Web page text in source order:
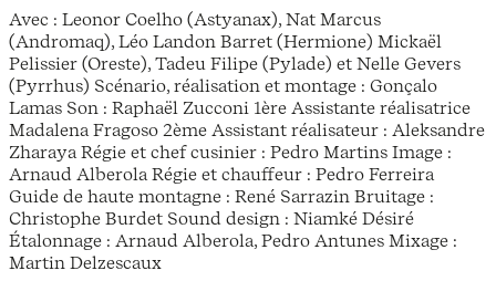
Avec : Leonor Coelho (Astyanax), Nat Marcus
(Andromaq), Léo Landon Barret (Hermione) Mickaël
Pelissier (Oreste), Tadeu Filipe (Pylade) et Nelle Gevers
(Pyrrhus) Scénario, réalisation et montage : Gonçalo
Lamas Son : Raphaël Zucconi 1ère Assistante réalisatrice
Madalena Fragoso 2ème Assistant réalisateur : Aleksandre
Zharaya Régie et chef cusinier : Pedro Martins Image :
Arnaud Alberola Régie et chauffeur : Pedro Ferreira
Guide de haute montagne : René Sarrazin Bruitage :
Christophe Burdet Sound design : Niamké Désiré
Étalonnage : Arnaud Alberola, Pedro Antunes Mixage :
Martin Delzescaux